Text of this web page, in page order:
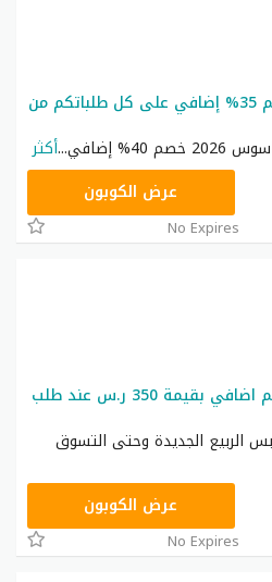
كود خصم اسوس 2026 خصم 35% إضافي على كل طلباتكم من
إضافي
...أكثر
TOP25عرض الكوبون
No Expires
كود خصم اسوس جديد خصم اضافي بقيمة 350 ر.س عند طلب
الربيع الجديدة وحتى التسوق
TOP25عرض الكوبون
No Expires